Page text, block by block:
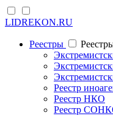
LIDREKON.RU
Реестры
Реестр
Реестр НКО
Реестр